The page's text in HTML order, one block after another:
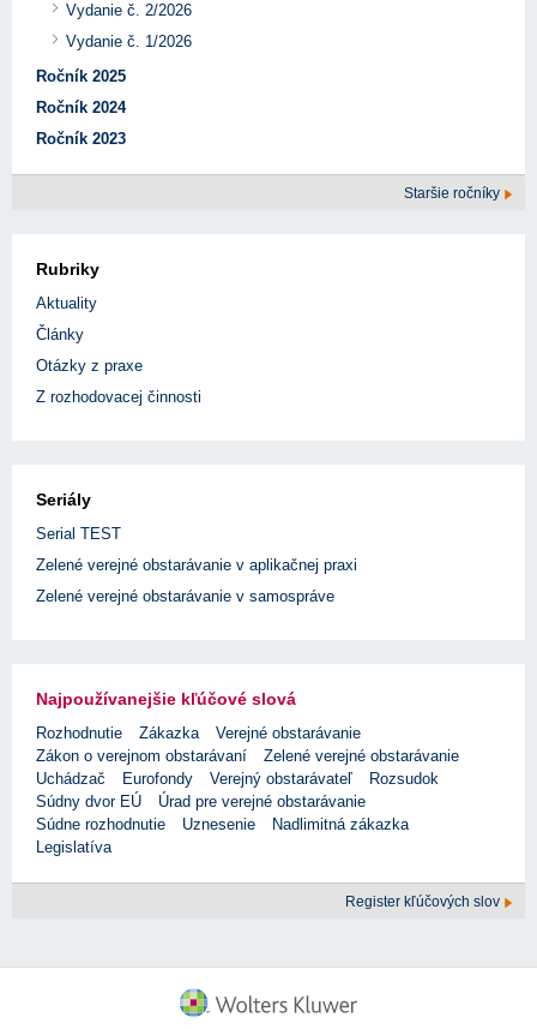
Vydanie č. 2/2026
Vydanie č. 1/2026
Ročník 2025
Ročník 2024
Ročník 2023
Staršie ročníky
Rubriky
Aktuality
Články
Otázky z praxe
Z rozhodovacej činnosti
Seriály
Serial TEST
Zelené verejné obstarávanie v aplikačnej praxi
Zelené verejné obstarávanie v samospráve
Najpoužívanejšie kľúčové slová
Rozhodnutie Zákazka
Verejné obstarávanie
Zákon o verejnom obstarávaní
Zelené verejné obstarávanie
Uchádzač
Eurofondy Verejný obstarávateľ
Rozsudok
Súdny dvor EÚ
Úrad pre verejné obstarávanie
Súdne rozhodnutie
Uznesenie
Nadlimitná zákazka
Legislatíva
Register kľúčových slov